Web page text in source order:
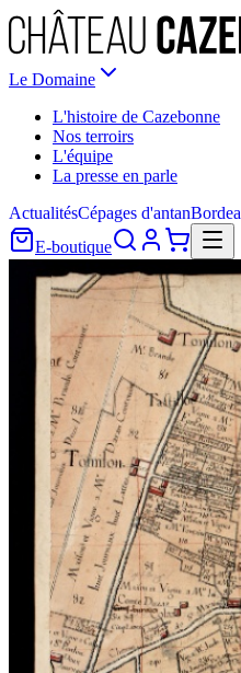
Le Domaine
L'histoire de Cazebonne
Nos terroirs
L'équipe
La presse en parle
ActualitésCépages d'antan
E-boutique